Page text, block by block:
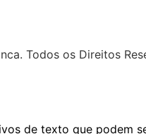
Todos os Direitos
de texto que podem